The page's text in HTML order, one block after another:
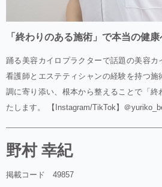
「終わりのある施術」で本当の健康
踊る美容カイロプラクターで話題の美容カ
看護師とエステティシャンの経験を持つ施
調に寄り添い、根本から整えることで「
たします。 【Instagram/TikTok】＠
野村 幸紀
掲載コード 49857